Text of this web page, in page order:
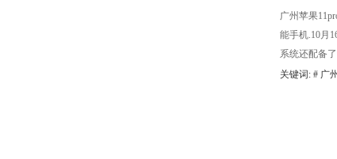
广州苹果
能手机.10月
系统还配备
关键词: # 广